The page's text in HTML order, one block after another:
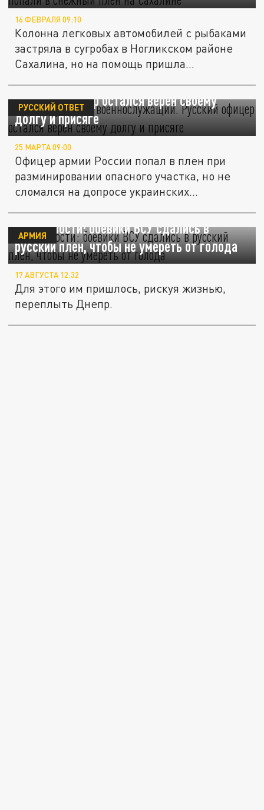
16 ФЕВРАЛЯ 09:10
Колонна легковых автомобилей с рыбаками
застряла в сугробах в Ногликском районе
Сахалина, но на помощь пришла...
"Я не оккупант, а военнослужащий".
Русский офицер остался верен своему
долгу и присяге
РУССКИЙ ОТВЕТ
25 МАРТА 09:00
Офицер армии России попал в плен при
разминировании опасного участка, но не
сломался на допросе украинских...
РИА Новости: боевики ВСУ сдались в
русский плен, чтобы не умереть от голода
АРМИЯ
17 АВГУСТА 12:32
Для этого им пришлось, рискуя жизнью,
переплыть Днепр.